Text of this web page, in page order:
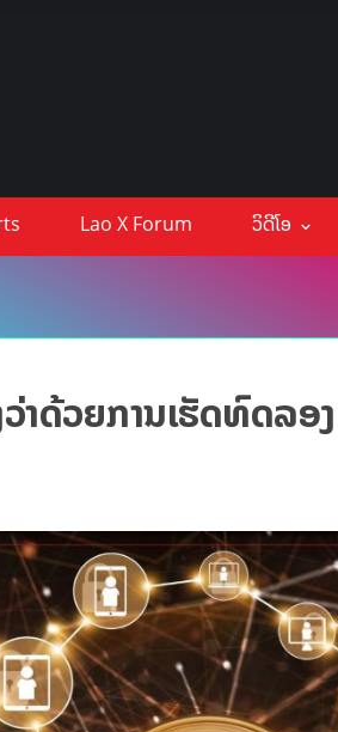
Lao X Forum ວິດີໂອ
າດ້ວຍການເຮັດທົດລ